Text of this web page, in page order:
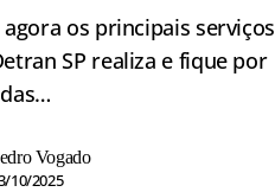
os principais serviços
SP realiza e fique por
Vogado
10/2025